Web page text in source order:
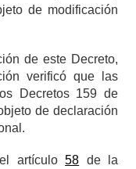
de modificación
de este Decreto,
verificó que las
Decretos 159 de
de declaración
el artículo58 de la